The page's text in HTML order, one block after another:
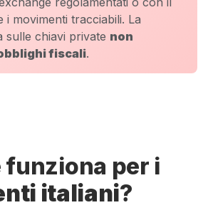
i movimenti tracciabili. La
sulle chiavi private non
fiscali.
funziona per i
italiani?